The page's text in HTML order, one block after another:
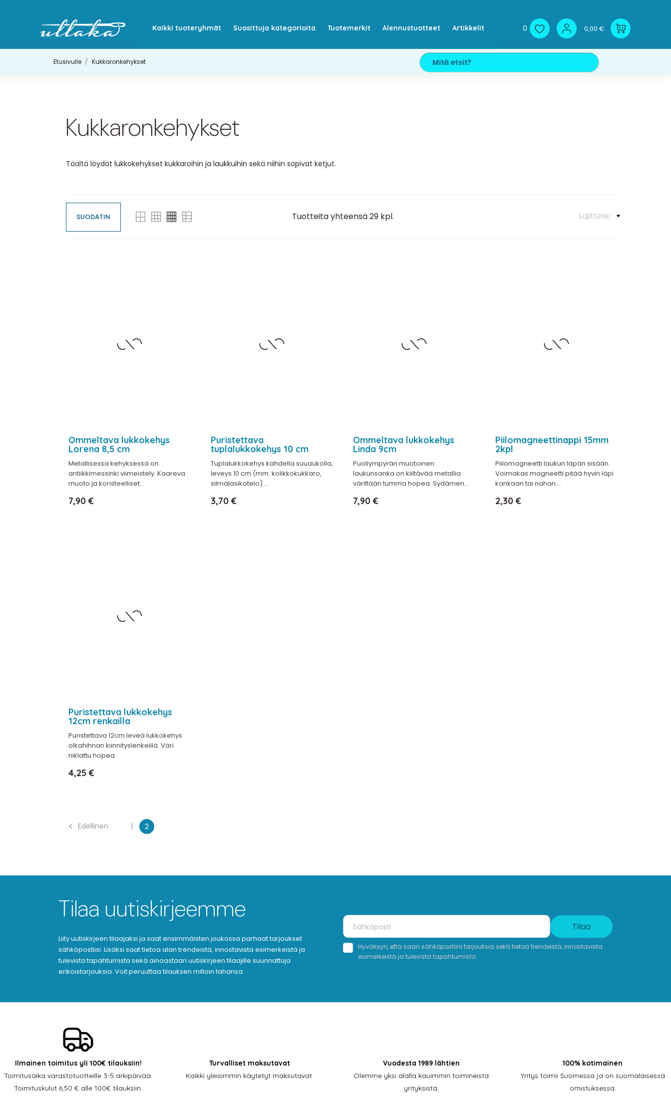
Kaikki tuoteryhmät Suosittuja kategorioita Tuotemerkit Alennustuotteet Artikkelit 0 0,00 €
Etusivulle Kukkaronkehykset
Kukkaronkehykset
Täältä löydät lukkokehykset kukkaroihin ja laukkuihin sekä niihin sopivat ketjut.
SUODATIN Tuotteita yhteensä 29 kpl. Lajittele:
Ommeltava lukkokehys
Lorena 8,5 cm
Metallisessa kehyksessä on
antiikkimessinki viimeistely. Kaareva
muoto ja koristeelliset...
Hinta
7,90 €
Puristettava
tuplalukkokehys 10 cm
Tuplalukkokehys kahdella suuaukolla,
leveys 10 cm (mm. kolikkokukkaro,
silmälasikotelo)....
Hinta
3,70 €
Ommeltava lukkokehys
Linda 9cm
Puoliympyrän muotoinen
laukunsanka on kiiltävää metallia
väriltään tumma hopea. Sydämen...
Hinta
7,90 €
Piilomagneettinappi 15mm
2kpl
Piilomagneetti laukun läpän sisään.
Voimakas magneetti pitää hyvin läpi
kankaan tai nahan....
Hinta
2,30 €
Puristettava lukkokehys
12cm renkailla
Puristettava 12cm leveä lukkokehys
olkahihnan kiinnityslenkeillä. Väri
niklattu hopea.
Hinta
4,25 €
 Edellinen 1 2
Tilaa uutiskirjeemme
Liity uutiskirjeen tilaajaksi ja saat ensimmäisten joukossa parhaat tarjoukset
sähköpostiisi. Lisäksi saat tietoa alan trendeistä, innostavista esimerkeistä ja
tulevista tapahtumista sekä ainoastaan uutiskirjeen tilaajille suunnattuja
erikoistarjouksia. Voit peruuttaa tilauksen milloin tahansa.
Tilaa
Hyväksyn, että saan sähköpostiini tarjouksia sekä tietoa trendeistä, innostavista
esimerkeistä ja tulevista tapahtumista.
Ilmainen toimitus yli 100€ tilauksiin!
Toimitusaika varastotuotteille 3-5 arkipäivää.
Toimituskulut 6,50 € alle 100€ tilauksiin.
Turvalliset maksutavat
Kaikki yleisimmin käytetyt maksutavat.
Vuodesta 1989 lähtien
Olemme yksi alalla kauimmin toimineista
yrityksistä.
100% kotimainen
Yritys toimii Suomessa ja on suomalaisessa
omistuksessa.